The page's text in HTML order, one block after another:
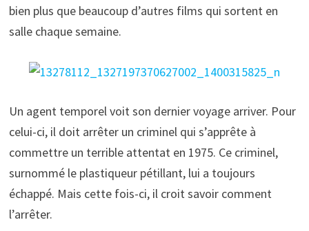
bien plus que beaucoup d’autres films qui sortent en
salle chaque semaine.
Un agent temporel voit son dernier voyage arriver. Pour
celui-ci, il doit arrêter un criminel qui s’apprête à
commettre un terrible attentat en 1975. Ce criminel,
surnommé le plastiqueur pétillant, lui a toujours
échappé. Mais cette fois-ci, il croit savoir comment
l’arrêter.